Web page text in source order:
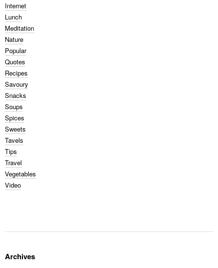
Internet
Lunch
Meditation
Nature
Popular
Quotes
Recipes
Savoury
Snacks
Soups
Spices
Sweets
Tavels
Tips
Travel
Vegetables
Video
Archives